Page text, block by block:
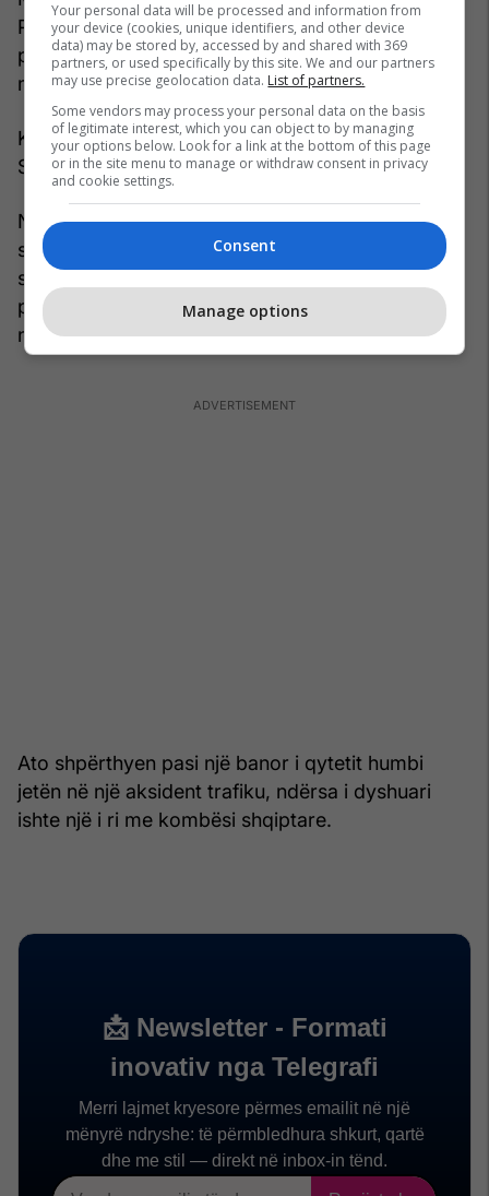
Prokuroria e Lartë Publike në Krushevc nuk iu
përgjigjën pyetjeve të Radios Evropa e Lirë lidhur
me veprimet që kanë ndërmarrë për këtë rast.
Ky nuk është rasti i parë kur familjet shqiptare në
Serbi bëhen cak i presionit.
Në mesin e muajit shkurt, policia vendosi masa të
shtuara sigurie pranë furrave në pronësi të
shqiptarëve në Surdulicë, në jug të Serbisë, pas
protestave të shkaktuara nga rritja e tensioneve
ndëretnike.
Ato shpërthyen pasi një banor i qytetit humbi
jetën në një aksident trafiku, ndërsa i dyshuari
ishte një i ri me kombësi shqiptare.
Your personal data will be processed and information from
your device (cookies, unique identifiers, and other device
data) may be stored by, accessed by and shared with 369
partners, or used specifically by this site. We and our partners
may use precise geolocation data. List of partners.
Some vendors may process your personal data on the basis
of legitimate interest, which you can object to by managing
your options below. Look for a link at the bottom of this page
or in the site menu to manage or withdraw consent in privacy
and cookie settings.
Consent
Manage options